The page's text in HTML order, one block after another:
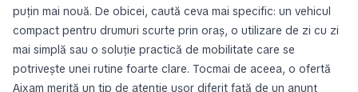
puțin mai nouă. De obicei, caută ceva mai specific: un vehicul
compact pentru drumuri scurte prin oraș, o utilizare de zi cu zi
mai simplă sau o soluție practică de mobilitate care se
potrivește unei rutine foarte clare. Tocmai de aceea, o ofertă
Aixam merită un tip de atenție ușor diferit față de un anunț